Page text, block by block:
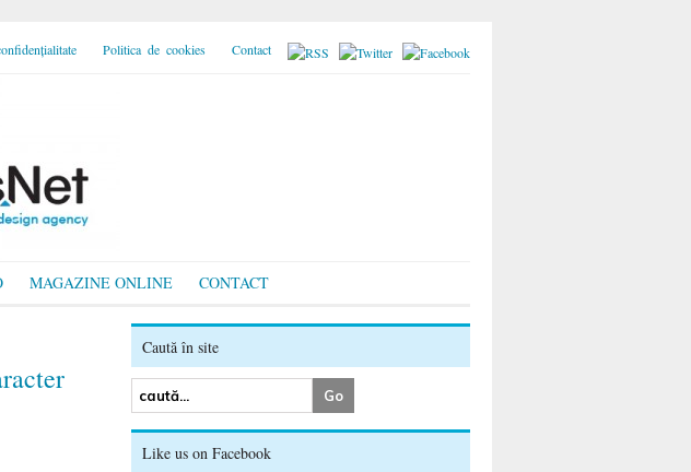
Politica de cookies Contact
MAGAZINE ONLINE CONTACT
Caută în site
Like us on Facebook